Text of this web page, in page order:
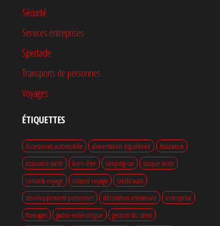
Sécurité
Services entreprises
Spectacle
Transports de personnes
Voyages
ÉTIQUETTES
Accessoires automobile alimentation équilibrée
Assurance
assurance santé
bien-être camping-car
casque moto
conseils voyage
conseil voyage
crédit auto
developpement personnel
décoration intérieure
entreprise
fromages
gastro-entérologue
gestion du stress